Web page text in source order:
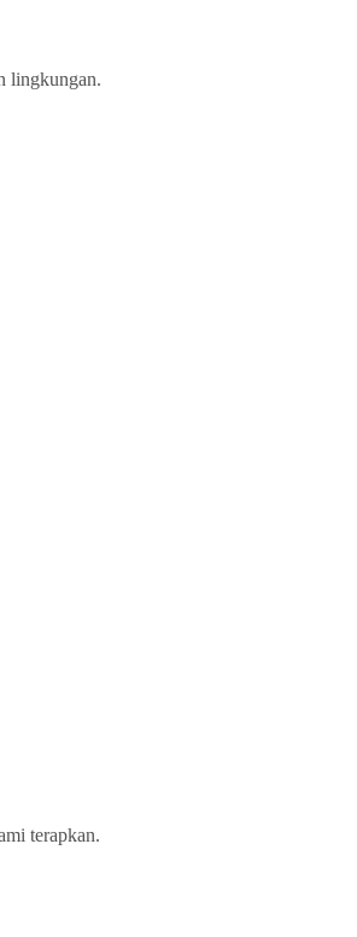
lingkungan.
terapkan.